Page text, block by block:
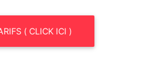
( CLICK ICI )